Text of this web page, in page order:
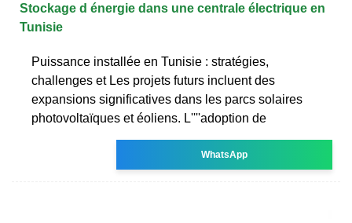
Stockage d énergie dans une centrale électrique en
Tunisie
Puissance installée en Tunisie : stratégies,
challenges et Les projets futurs incluent des
expansions significatives dans les parcs solaires
photovoltaïques et éoliens. L''''adoption de
WhatsApp